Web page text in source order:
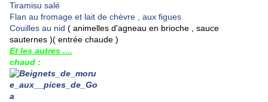
Tiramisu salé
Flan au fromage et lait de chèvre , aux figues
Couilles au nid ( animelles d'agneau en brioche , sauce
sauternes )( entrée chaude )
Et les autres ....
chaud :